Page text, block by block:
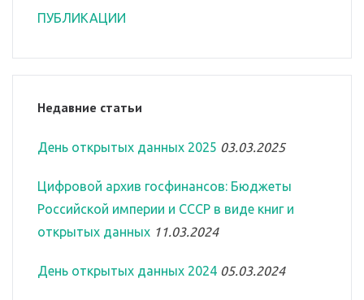
ПУБЛИКАЦИИ
Недавние статьи
День открытых данных 2025 03.03.2025
Цифровой архив госфинансов: Бюджеты
Российской империи и СССР в виде книг и
открытых данных 11.03.2024
День открытых данных 2024 05.03.2024